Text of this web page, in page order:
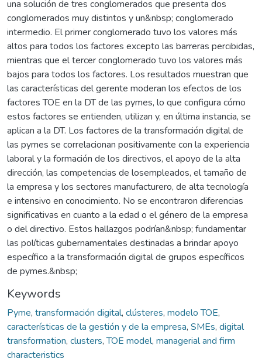
una solución de tres conglomerados que presenta dos
conglomerados muy distintos y un&nbsp; conglomerado
intermedio. El primer conglomerado tuvo los valores más
altos para todos los factores excepto las barreras percibidas,
mientras que el tercer conglomerado tuvo los valores más
bajos para todos los factores. Los resultados muestran que
las características del gerente moderan los efectos de los
factores TOE en la DT de las pymes, lo que configura cómo
estos factores se entienden, utilizan y, en última instancia, se
aplican a la DT. Los factores de la transformación digital de
las pymes se correlacionan positivamente con la experiencia
laboral y la formación de los directivos, el apoyo de la alta
dirección, las competencias de losempleados, el tamaño de
la empresa y los sectores manufacturero, de alta tecnología
e intensivo en conocimiento. No se encontraron diferencias
significativas en cuanto a la edad o el género de la empresa
o del directivo. Estos hallazgos podrían&nbsp; fundamentar
las políticas gubernamentales destinadas a brindar apoyo
específico a la transformación digital de grupos específicos
de pymes.&nbsp;
Keywords
Pyme, transformación digital, clústeres, modelo TOE,
características de la gestión y de la empresa, SMEs, digital
transformation, clusters,TOE model, managerial and firm
characteristics